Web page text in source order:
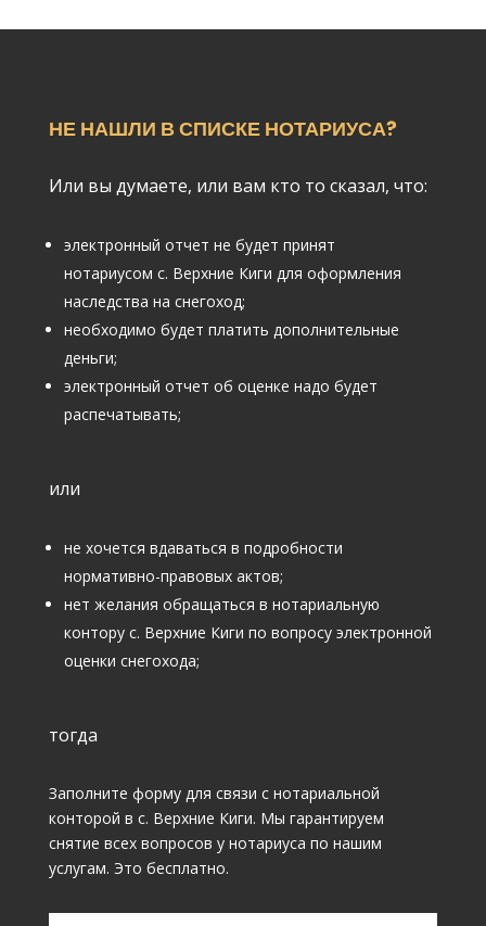
НЕ НАШЛИ В СПИСКЕ НОТАРИУСА?
Или вы думаете, или вам кто то сказал, что:
электронный отчет не будет принят
нотариусом с. Верхние Киги для оформления
наследства на снегоход;
необходимо будет платить дополнительные
деньги;
электронный отчет об оценке надо будет
распечатывать;
или
не хочется вдаваться в подробности
нормативно-правовых актов;
нет желания обращаться в нотариальную
контору с. Верхние Киги по вопросу электронной
оценки снегохода;
тогда
Заполните форму для связи с нотариальной
конторой в с. Верхние Киги. Мы гарантируем
снятие всех вопросов у нотариуса по нашим
услугам. Это бесплатно.